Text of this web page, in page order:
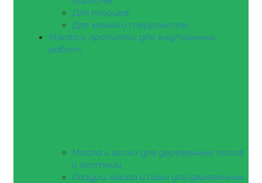
Для торцов
Для камня и терракоты
Масла и пропитки для внутренних
работ
Масла и воски для деревянных полов
и лестниц
Лазури, масла и лаки для деревянных